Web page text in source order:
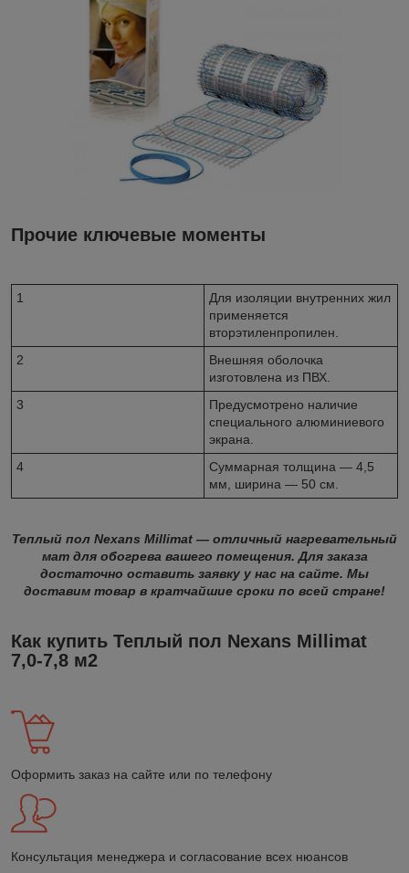
Прочие ключевые моменты
1
Для изоляции внутренних жил
применяется
вторэтиленпропилен.
2
Внешняя оболочка
изготовлена из ПВХ.
3
Предусмотрено наличие
специального алюминиевого
экрана.
4
Суммарная толщина — 4,5
мм, ширина — 50 см.
Теплый пол Nexans Millimat — отличный нагревательный
мат для обогрева вашего помещения. Для заказа
достаточно оставить заявку у нас на сайте. Мы
доставим товар в кратчайшие сроки по всей стране!
Как купить Теплый пол Nexans Millimat
7,0-7,8 м2
Оформить заказ на сайте или по телефону
Консультация менеджера и согласование всех нюансов